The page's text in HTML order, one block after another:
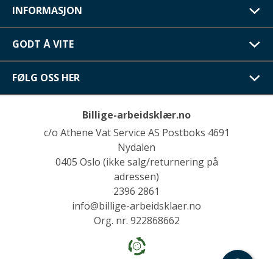
INFORMASJON
GODT Å VITE
FØLG OSS HER
Billige-arbeidsklær.no
c/o Athene Vat Service AS Postboks 4691
Nydalen
0405 Oslo (ikke salg/returnering på
adressen)
2396 2861
info@billige-arbeidsklaer.no
Org. nr. 922868662